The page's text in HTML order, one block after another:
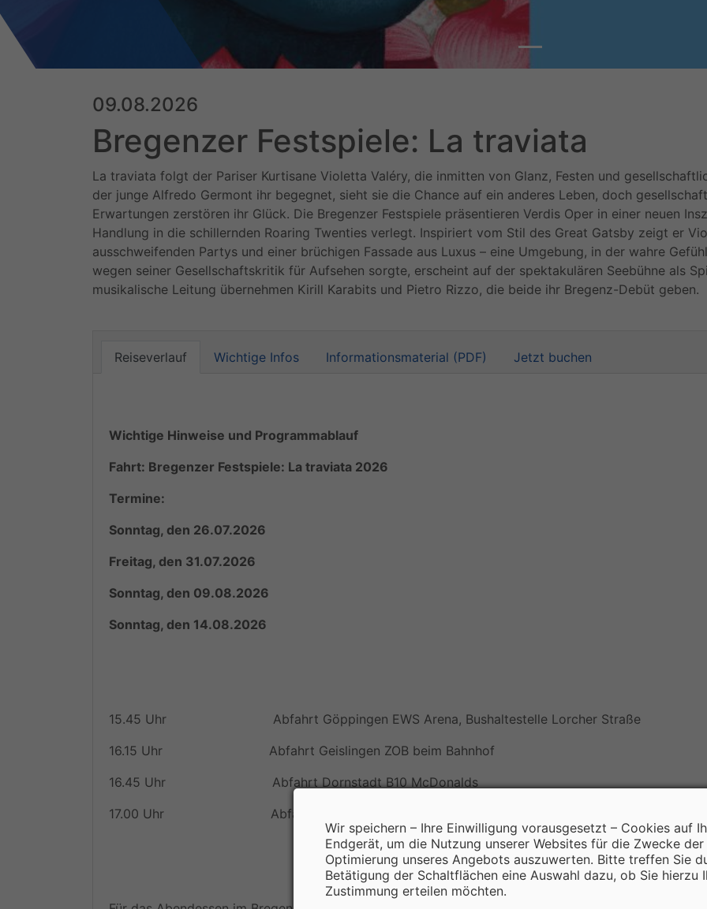
Wir speichern – Ihre Einwilligung vorausgesetzt – Cookies auf
Endgerät, um die Nutzung unserer Websites für die Zwecke der
Optimierung unseres Angebots auszuwerten. Bitte treffen Sie
Betätigung der Schaltflächen eine Auswahl dazu, ob Sie hierzu
Zustimmung erteilen möchten.
09.08.2026
Bregenzer Festspiele: La traviata
La traviata folgt der Pariser Kurtisane Violetta Valéry, die inmitten von Glanz, Festen und
der junge Alfredo Germont ihr begegnet, sieht sie die Chance auf ein anderes Leben, doch
Erwartungen zerstören ihr Glück. Die Bregenzer Festspiele präsentieren Verdis Oper in einer neuen
Handlung in die schillernden Roaring Twenties verlegt. Inspiriert vom Stil des Great Gatsby zeigt er
ausschweifenden Partys und einer brüchigen Fassade aus Luxus – eine Umgebung, in der wahre
wegen seiner Gesellschaftskritik für Aufsehen sorgte, erscheint auf der spektakulären Seebühne als
musikalische Leitung übernehmen Kirill Karabits und Pietro Rizzo, die beide ihr Bregenz-Debüt geben.
Reiseverlauf Wichtige Infos Informations­material (PDF) Jetzt buchen
Wichtige Hinweise und Programmablauf
Fahrt: Bregenzer Festspiele: La traviata 2026
Termine:
Sonntag, den 26.07.2026
Freitag, den 31.07.2026
Sonntag, den 09.08.2026
Sonntag, den 14.08.2026
15.45 Uhr Abfahrt Göppingen EWS Arena, Bushaltestelle Lorcher Straße
16.15 Uhr Abfahrt Geislingen ZOB beim Bahnhof
16.45 Uhr Abfahrt Dornstadt B10 McDonalds
17.00 Uhr Abfahrt Ulm Busparkplatz Steinerne Brücke